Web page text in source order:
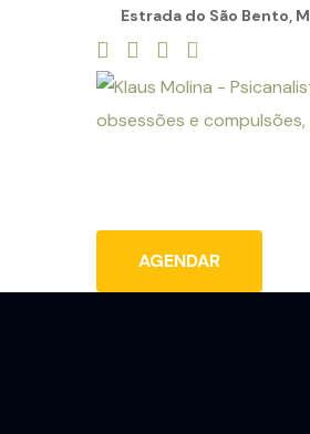
Estrada do São Bento,
AGENDAR